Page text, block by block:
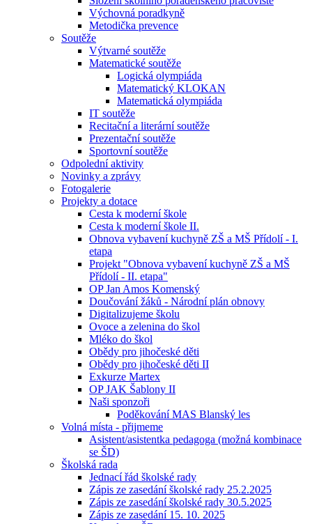
Výchovná poradkyně
Metodička prevence
Soutěže
Výtvarné soutěže
Matematické soutěže
Logická olympiáda
Matematický KLOKAN
Matematická olympiáda
IT soutěže
Recitační a literární soutěže
Prezentační soutěže
Sportovní soutěže
Odpolední aktivity
Novinky a zprávy
Fotogalerie
Projekty a dotace
Cesta k moderní škole
Cesta k moderní škole II.
Obnova vybavení kuchyně ZŠ a MŠ Přídolí - I.
etapa
Projekt "Obnova vybavení kuchyně ZŠ a MŠ
Přídolí - II. etapa"
OP Jan Amos Komenský
Doučování žáků - Národní plán obnovy
Digitalizujeme školu
Ovoce a zelenina do škol
Mléko do škol
Obědy pro jihočeské děti
Obědy pro jihočeské děti II
Exkurze Martex
OP JAK Šablony II
Naši sponzoři
Poděkování MAS Blanský les
Volná místa - přijmeme
Asistent/asistentka pedagoga (možná kombinace
se ŠD)
Školská rada
Jednací řád školské rady
Zápis ze zasedání školské rady 25.2.2025
Zápis ze zasedání školské rady 30.5.2025
Zápis ze zasedání 15. 10. 2025